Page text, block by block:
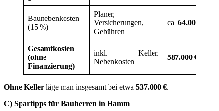
Baunebenkosten
(15 %)
Planer,
Versicherungen,
Gebühren
ca. 64.000
Gesamtkosten
(ohne
Finanzierung)
inkl. Keller,
Nebenkosten
587.000€
Ohne Keller läge man insgesamt bei etwa 537.000€.
C) Spartipps für Bauherren in Hamm